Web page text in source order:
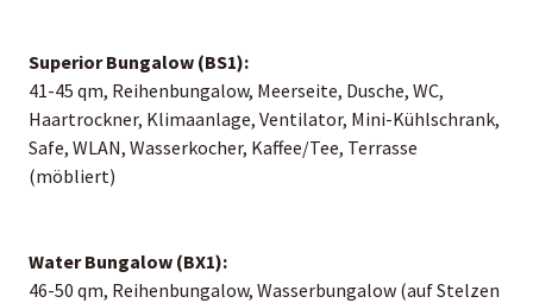
Superior Bungalow (BS1):
41-45 qm, Reihenbungalow, Meerseite, Dusche, WC,
Haartrockner, Klimaanlage, Ventilator, Mini-Kühlschrank,
Safe, WLAN, Wasserkocher, Kaffee/Tee, Terrasse
(möbliert)
Water Bungalow (BX1):
46-50 qm, Reihenbungalow, Wasserbungalow (auf Stelzen